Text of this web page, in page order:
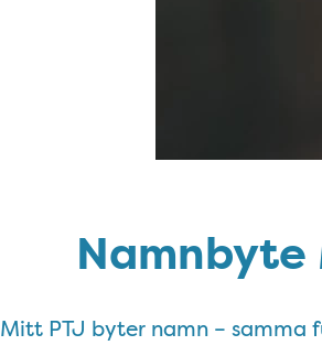
Namnbyte
Mitt PTJ byter namn – samma